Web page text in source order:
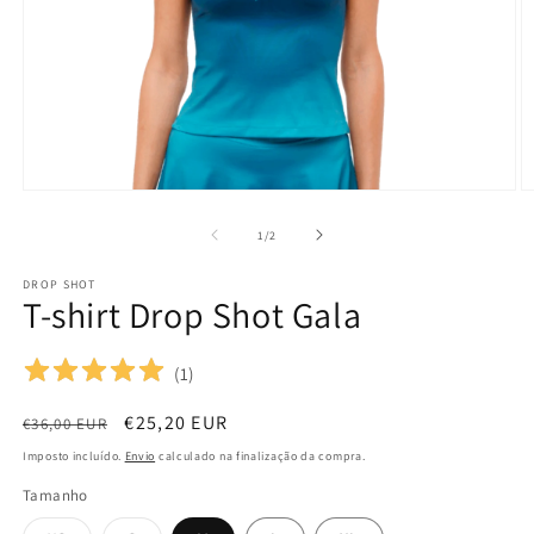
modal
1 /de2
DROP SHOT
T-shirt Drop Shot Gala
(1)
Preço
normal
€36,00 EUR
Preço
de
€25,20 EUR
Imposto incluído. Envio calculado na finalização da compra.
Tamanho